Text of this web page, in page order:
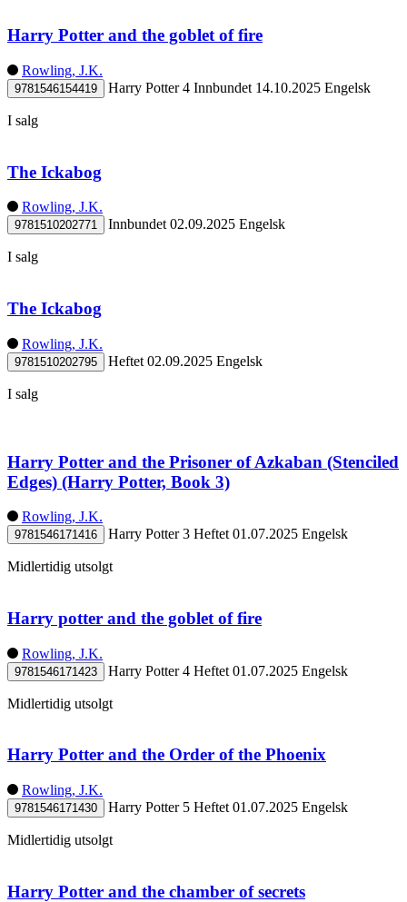
Harry Potter and the goblet of fire
Rowling, J.K.
9781546154419 Harry Potter 4 Innbundet 14.10.2025 Engelsk
I salg
The Ickabog
Rowling, J.K.
9781510202771 Innbundet 02.09.2025 Engelsk
I salg
The Ickabog
Rowling, J.K.
9781510202795 Heftet 02.09.2025 Engelsk
I salg
Harry Potter and the Prisoner of Azkaban (Stenciled
Edges) (Harry Potter, Book 3)
Rowling, J.K.
9781546171416 Harry Potter 3 Heftet 01.07.2025 Engelsk
Midlertidig utsolgt
Harry potter and the goblet of fire
Rowling, J.K.
9781546171423 Harry Potter 4 Heftet 01.07.2025 Engelsk
Midlertidig utsolgt
Harry Potter and the Order of the Phoenix
Rowling, J.K.
9781546171430 Harry Potter 5 Heftet 01.07.2025 Engelsk
Midlertidig utsolgt
Harry Potter and the chamber of secrets